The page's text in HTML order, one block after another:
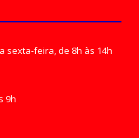
sexta-feira, de 8h às 14h
9h